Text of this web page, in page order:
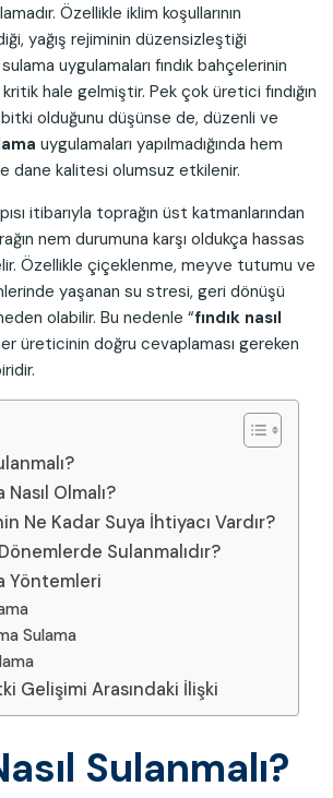
Özellikle iklim koşullarının
yağış rejiminin düzensizleştiği
uygulamaları fındık bahçelerinin
hale gelmiştir. Pek çok üretici fındığın
bitki olduğunu düşünse de, düzenli ve
uygulamaları yapılmadığında hem
dane kalitesi olumsuz etkilenir.
itibarıyla toprağın üst katmanlarından
nem durumuna karşı oldukça hassas
Özellikle çiçeklenme, meyve tutumu ve
yaşanan su stresi, geri dönüşü
olabilir. Bu nedenle “fındık nasıl
üreticinin doğru cevaplaması gereken
Nasıl Olmalı?
Ne Kadar Suya İhtiyacı Vardır?
Sulanmalıdır?
Yöntemleri
Sulama
Gelişimi Arasındaki İlişki
Sulanmalı?